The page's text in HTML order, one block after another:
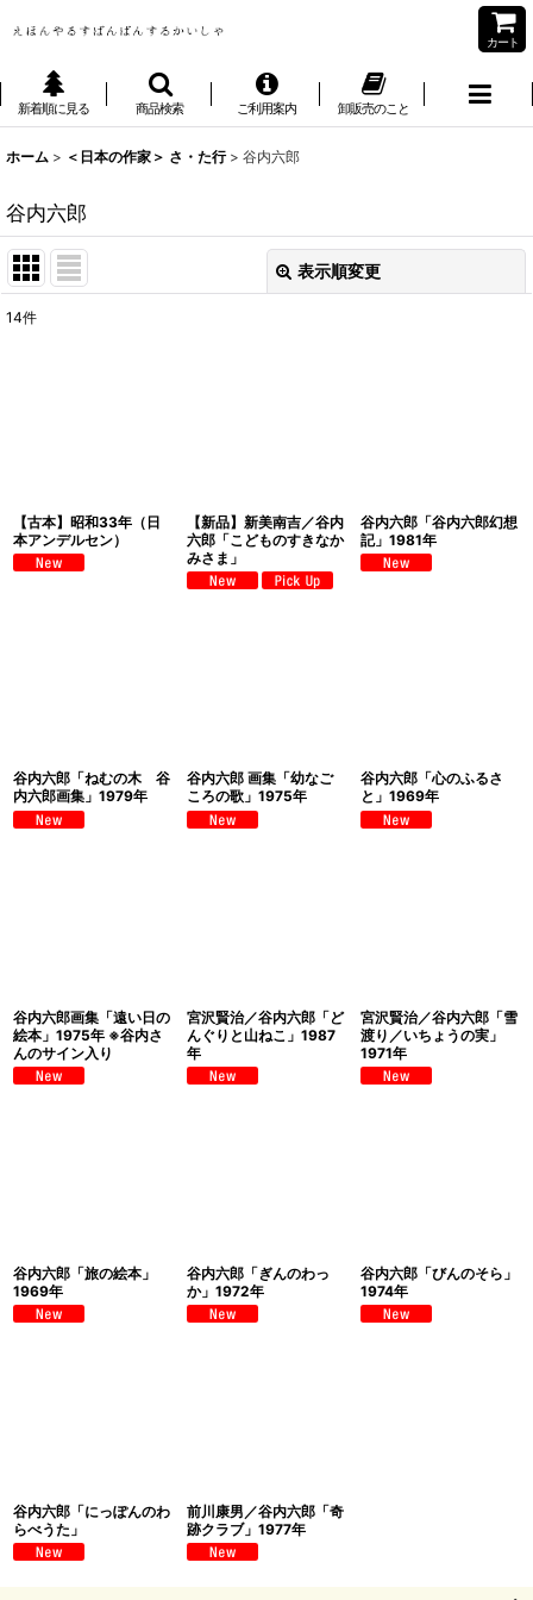
カート
新着順に見る 商品検索 ご利用案内 卸販売のこと
ホーム > ＜日本の作家＞ さ・た行 > 谷内六郎
谷内六郎
表示順変更
14件
【古本】昭和33年（日
本アンデルセン）
【新品】新美南吉／谷内
六郎「こどものすきなか
みさま」
谷内六郎「谷内六郎幻想
記」1981年
谷内六郎「ねむの木 谷
内六郎画集」1979年
谷内六郎 画集「幼なご
ころの歌」1975年
谷内六郎「心のふるさ
と」1969年
谷内六郎画集「遠い日の
絵本」1975年 ※谷内さ
んのサイン入り
宮沢賢治／谷内六郎「ど
んぐりと山ねこ」1987
年
宮沢賢治／谷内六郎「雪
渡り／いちょうの実」
1971年
谷内六郎「旅の絵本」
1969年
谷内六郎「ぎんのわっ
か」1972年
谷内六郎「びんのそら」
1974年
谷内六郎「にっぽんのわ
らべうた」
前川康男／谷内六郎「奇
跡クラブ」1977年